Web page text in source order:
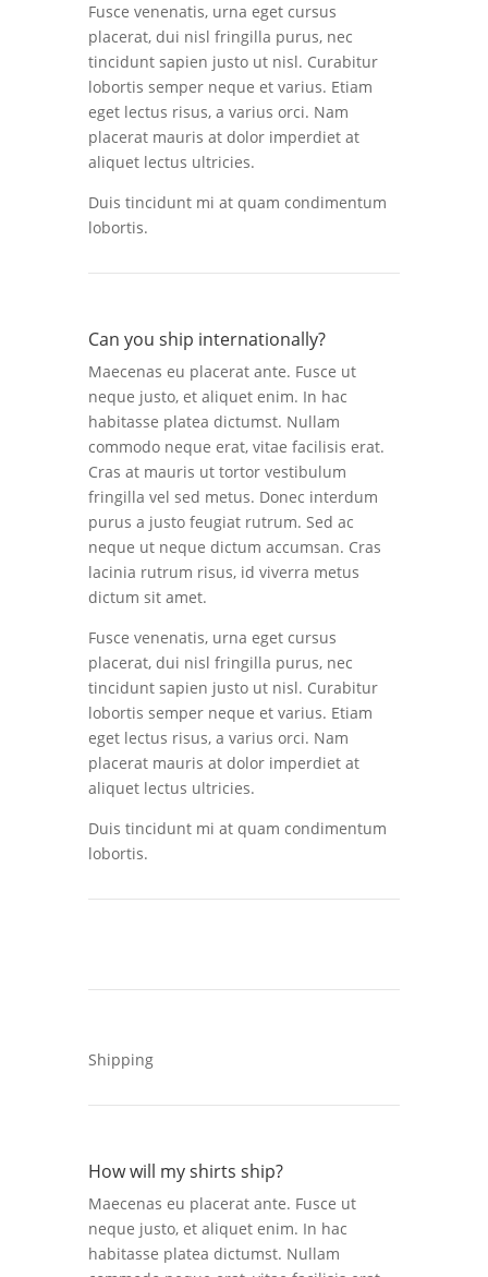
Fusce venenatis, urna eget cursus
placerat, dui nisl fringilla purus, nec
tincidunt sapien justo ut nisl. Curabitur
lobortis semper neque et varius. Etiam
eget lectus risus, a varius orci. Nam
placerat mauris at dolor imperdiet at
aliquet lectus ultricies.
Duis tincidunt mi at quam condimentum
lobortis.
Can you ship internationally?
Maecenas eu placerat ante. Fusce ut
neque justo, et aliquet enim. In hac
habitasse platea dictumst. Nullam
commodo neque erat, vitae facilisis erat.
Cras at mauris ut tortor vestibulum
fringilla vel sed metus. Donec interdum
purus a justo feugiat rutrum. Sed ac
neque ut neque dictum accumsan. Cras
lacinia rutrum risus, id viverra metus
dictum sit amet.
Fusce venenatis, urna eget cursus
placerat, dui nisl fringilla purus, nec
tincidunt sapien justo ut nisl. Curabitur
lobortis semper neque et varius. Etiam
eget lectus risus, a varius orci. Nam
placerat mauris at dolor imperdiet at
aliquet lectus ultricies.
Duis tincidunt mi at quam condimentum
lobortis.
Shipping
How will my shirts ship?
Maecenas eu placerat ante. Fusce ut
neque justo, et aliquet enim. In hac
habitasse platea dictumst. Nullam